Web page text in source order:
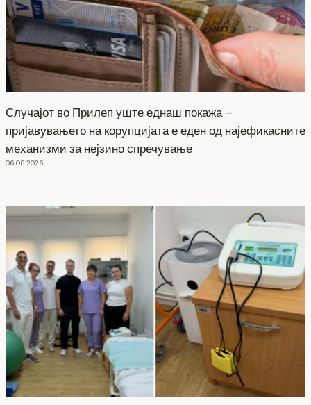
Случајот во Прилеп уште еднаш покажа –
пријавувањето на корупцијата е еден од најефикасните
механизми за нејзино спречување
06.08.2026